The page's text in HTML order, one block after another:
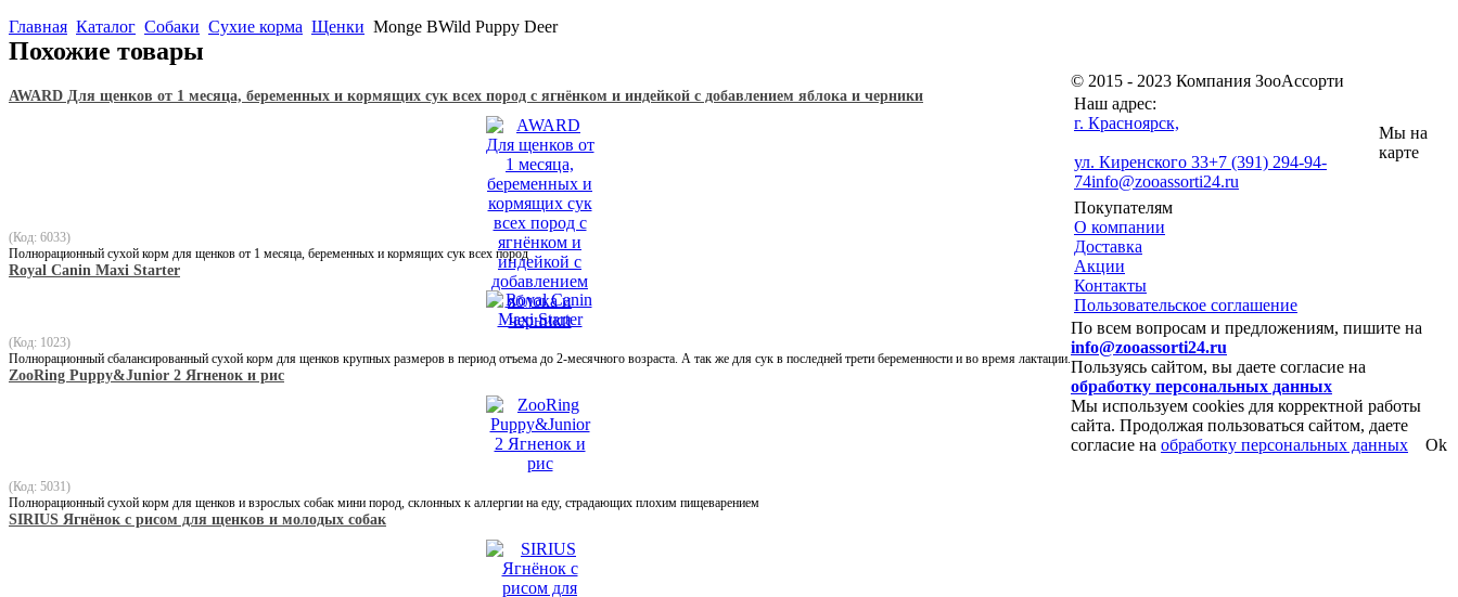
Главная Каталог Собаки Сухие корма Щенки Monge BWild Puppy Deer
Похожие товары
AWARD Для щенков от 1 месяца, беременных и кормящих сук всех пород с ягнёнком и индейкой с добавлением яблока и черники
(Код: 6033)
Полнорационный сухой корм для щенков от 1 месяца, беременных и кормящих сук всех пород
Royal Canin Maxi Starter
(Код: 1023)
Полнорационный сбалансированный сухой корм для щенков крупных размеров в период отъема до 2-месячного возраста. А так же для сук в последней трети беременности и во время лактации.
ZooRing Puppy&Junior 2 Ягненок и рис
(Код: 5031)
Полнорационный сухой корм для щенков и взрослых собак мини пород, склонных к аллергии на еду, страдающих плохим пищеварением
SIRIUS Ягнёнок с рисом для щенков и молодых собак
© 2015 - 2023 Компания ЗооАссорти
Наш адрес:
г. Красноярск,
ул. Киренского 33+7 (391) 294-94-
74info@zooassorti24.ru
Мы на
карте
Покупателям
О компании
Доставка
Акции
Контакты
Пользовательское соглашение
По всем вопросам и предложениям, пишите на
info@zooassorti24.ru
Пользуясь сайтом, вы даете согласие на
обработку персональных данных
Мы используем cookies для корректной работы
сайта. Продолжая пользоваться сайтом, даете
согласие на обработку персональных данных Ok